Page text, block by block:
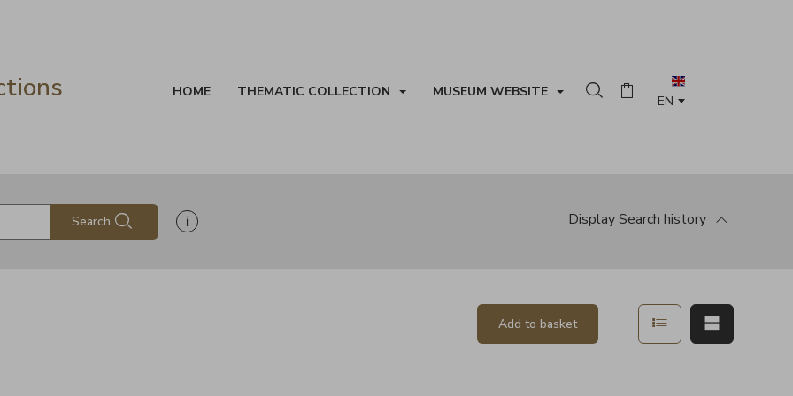
HOME THEMATIC COLLECTION MUSEUM WEBSITE Search in the collection
Basket
Search Show search help information DisplaySearch history
Add to basket Show in list mode